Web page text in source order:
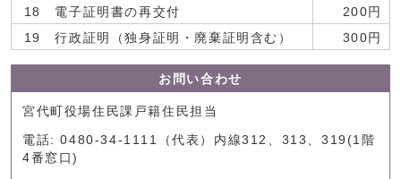
18 電子証明書の再交付
200円
19 行政証明（独身証明・廃棄証明含む）
300円
お問い合わせ
宮代町役場住民課戸籍住民担当
電話: 0480-34-1111（代表）内線312、313、319(1階
4番窓口)